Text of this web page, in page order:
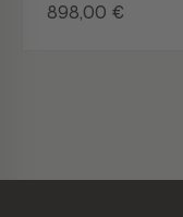
898,00 €